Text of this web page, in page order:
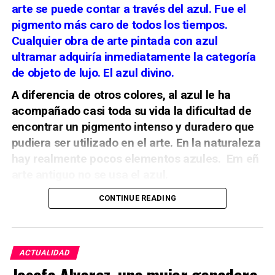
parroquia matriz de San Juan Bautista de
Marchena”,Archivo Español de Arte, CSIC, 2013.
Manuel Clavijo Andújar, “Proyecto de rejas
para la parroquia de San Miguel de Morón de la
Frontera”,Laboratorio de Arte
cristiano parte por el centro de Málaga, mientras la
representación de las autoridades musulmanas
desciende desde la Alcazaba. Ambos cortejos se
encuentran en la plaza de la Aduana, donde se
escenifica la entrega de las llaves de la ciudad.
arte se puede contar a través del azul. Fue el
pigmento más caro de todos los tiempos.
Cualquier obra de arte pintada con azul
ultramar adquiría inmediatamente la categoría
de objeto de lujo. El azul divino.
A diferencia de otros colores, al azul le ha
acompañado casi toda su vida la dificultad de
encontrar un pigmento intenso y duradero que
pudiera ser utilizado en el arte. En la naturaleza
hay realmente pocos elementos azules. Em eñ
CONTINUE READING
ACTUALIDAD